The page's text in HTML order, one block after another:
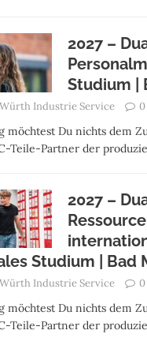
2027 –
Studium |
Industrie Service 0
möchtest Du nichts dem
Teile-Partner der
2027 –
Studium | Bad
Industrie Service 0
möchtest Du nichts dem
Teile-Partner der